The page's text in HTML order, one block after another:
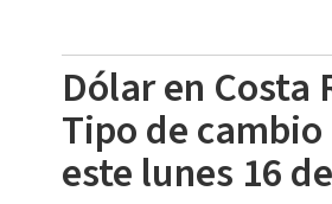
Dólar en Costa
Tipo de
este lunes 16